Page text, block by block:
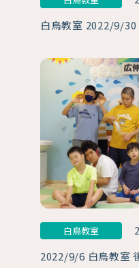
白鳥教室 2022/9/30
白鳥教室
2022/9/6 白鳥教室